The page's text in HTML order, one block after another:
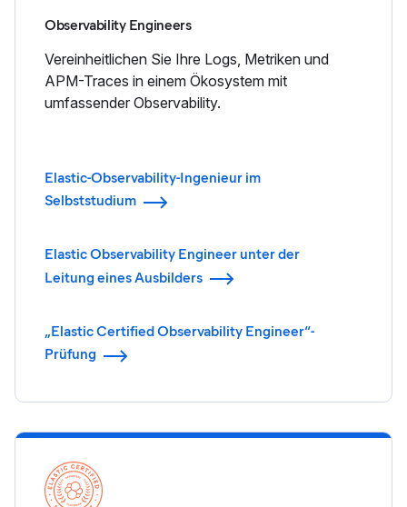
Observability Engineers
Vereinheitlichen Sie Ihre Logs, Metriken und
APM-Traces in einem Ökosystem mit
umfassender Observability.
Elastic-Observability-Ingenieur im
Selbststudium
Elastic Observability Engineer unter der
Leitung eines Ausbilders
„Elastic Certified Observability Engineer“-
Prüfung